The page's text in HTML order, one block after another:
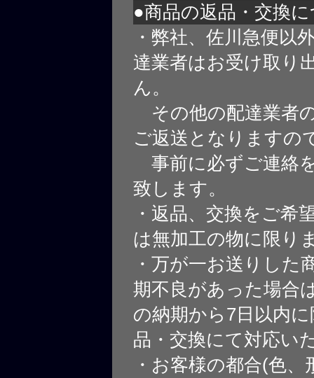
●商品の返品・交換
・弊社、佐川急便以
達業者はお受け取り
ん。
その他の配達業者
ご返送となりますの
事前に必ずご連絡
致します。
・返品、交換をご希
は無加工の物に限り
・万が一お送りした
期不良があった場合
の納期から7日以内
品・交換にて対応い
・お客様の都合(色、